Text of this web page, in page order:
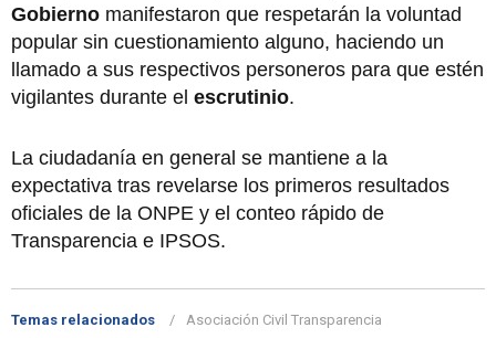
Gobierno manifestaron que respetarán la voluntad
popular sin cuestionamiento alguno, haciendo un
llamado a sus respectivos personeros para que estén
vigilantes durante el escrutinio.
La ciudadanía en general se mantiene a la
expectativa tras revelarse los primeros resultados
oficiales de la ONPE y el conteo rápido de
Transparencia e IPSOS.
Temas relacionados
Asociación Civil Transparencia